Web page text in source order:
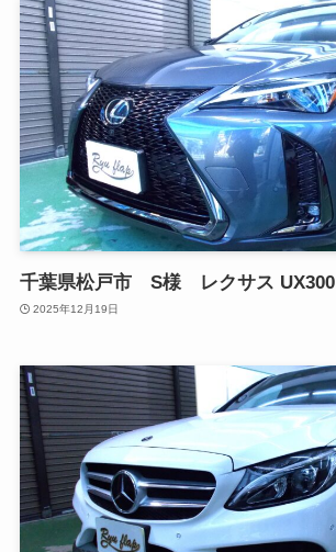
千葉県松戸市 S様 レクサス UX300
2025年12月19日